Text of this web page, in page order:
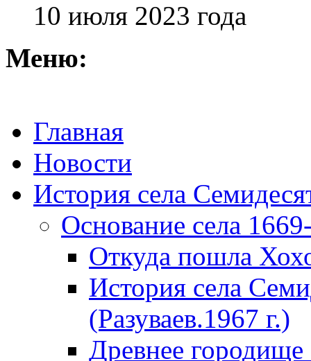
10 июля 2023 года
Меню:
Главная
Новости
История села
Основание села
Откуда пошла
История села
(Разуваев.1967 г.)
Древнее